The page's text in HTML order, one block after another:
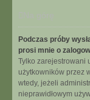
Podczas próby
prosi mnie o
Tylko zarejestrowani
użytkowników przez
wtedy, jeżeli
nieprawidłowym